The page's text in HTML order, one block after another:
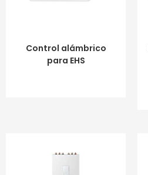
LEER MÁS
Control alámbrico
para EHS